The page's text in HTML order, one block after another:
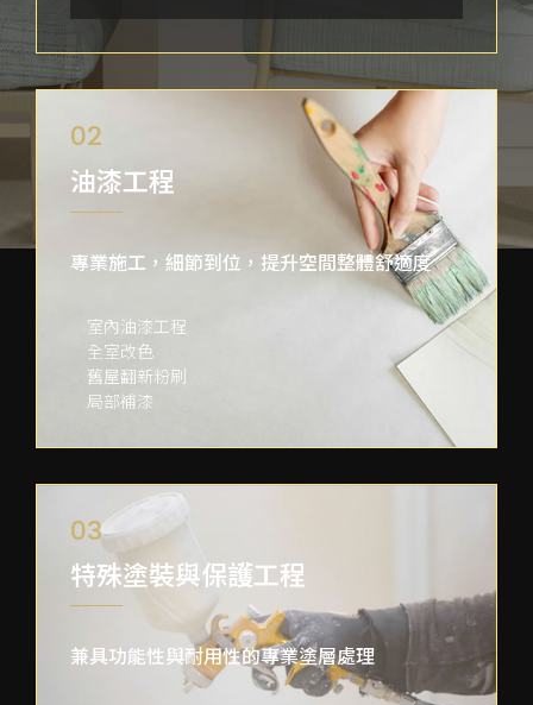
02
油漆工程
專業施工，細節到位，提升空間整體舒適度
室內油漆工程
全室改色
舊屋翻新粉刷
局部補漆
03
特殊塗裝與保護工程
兼具功能性與耐用性的專業塗層處理